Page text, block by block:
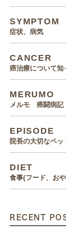
SYMPTOM
症状、病気
CANCER
癌治療について知
MERUMO
メルモ 癌闘病記
EPISODE
院長の大切なペ
DIET
食事(フード、お
RECENT